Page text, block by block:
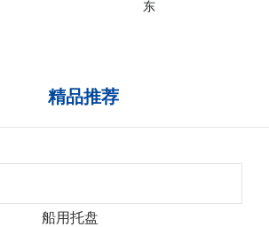
精品推荐
船用托盘